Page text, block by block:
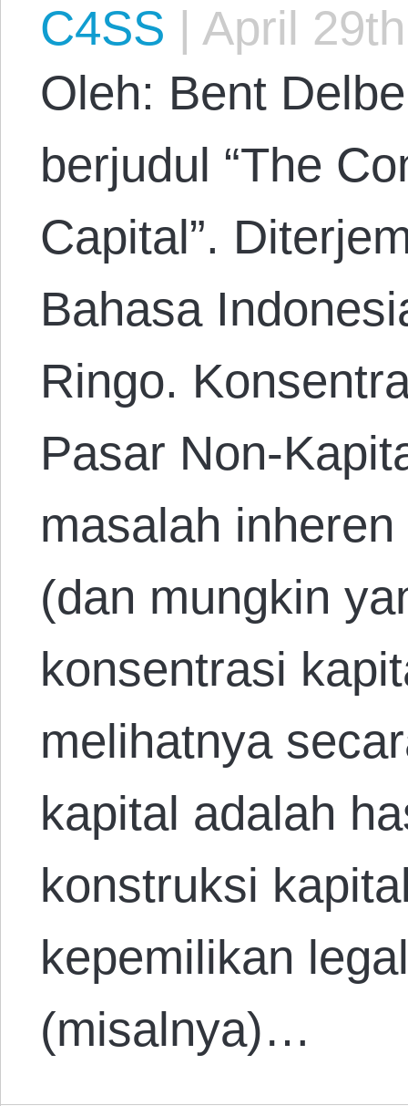
C4SS | April
Oleh: Bent
berjudul “The
Capital”.
Bahasa
Ringo.
Pasar Non-
masalah
(dan mungkin
konsentrasi
melihatnya
kapital adalah
konstruksi
kepemilikan
(misalnya)…